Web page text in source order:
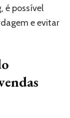
é possível
e evitar